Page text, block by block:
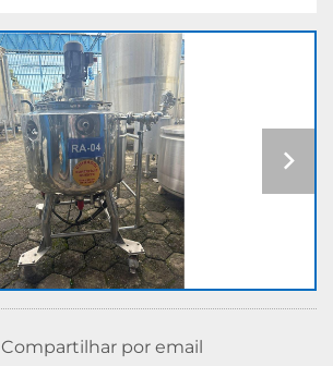
Compartilhar por email